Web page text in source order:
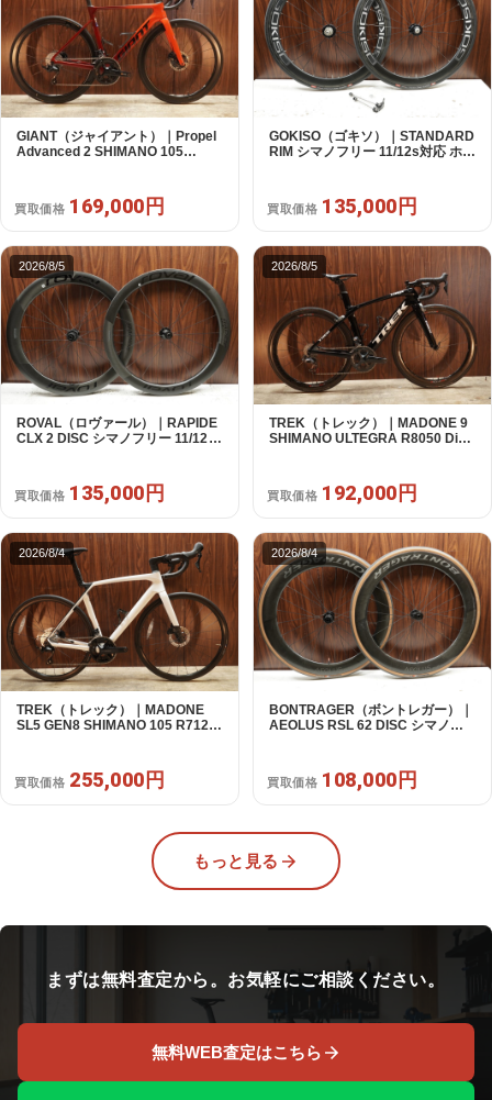
GIANT（ジャイアント）｜Propel
Advanced 2 SHIMANO 105
買取価格 169,000円
GOKISO（ゴキソ）｜STANDARD
RIM シマノフリー 11/12s対応 ホイ
買取価格 135,000円
2026/8/5
ROVAL（ロヴァール）｜RAPIDE
CLX 2 DISC シマノフリー 11/12s
買取価格 135,000円
2026/8/5
TREK（トレック）｜MADONE 9
SHIMANO ULTEGRA R8050 Di2
買取価格 192,000円
2026/8/4
TREK（トレック）｜MADONE
SL5 GEN8 SHIMANO 105 R7120
買取価格 255,000円
2026/8/4
BONTRAGER（ボントレガー）｜
AEOLUS RSL 62 DISC シマノフ
買取価格 108,000円
もっと見る
まずは無料査定から。お気軽にご相談ください。
無料WEB査定はこちら